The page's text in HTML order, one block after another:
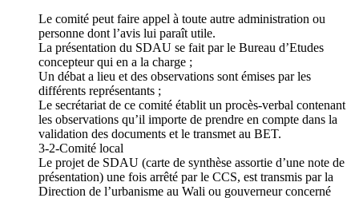
Le comité peut faire appel à toute autre administration ou
personne dont l’avis lui paraît utile.
La présentation du SDAU se fait par le Bureau d’Etudes
concepteur qui en a la charge ;
Un débat a lieu et des observations sont émises par les
différents représentants ;
Le secrétariat de ce comité établit un procès-verbal contenant
les observations qu’il importe de prendre en compte dans la
validation des documents et le transmet au BET.
3-2-Comité local
Le projet de SDAU (carte de synthèse assortie d’une note de
présentation) une fois arrêté par le CCS, est transmis par la
Direction de l’urbanisme au Wali ou gouverneur concerné